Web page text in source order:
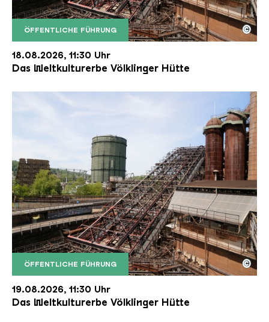
ÖFFENTLICHE FÜHRUNG
Der Erzschrägaufzug der Völklinger Hütte mit
Copyright: Weltkulturerbe Völklinger Hütte | Karl
©
18.08.2026, 11:30 Uhr
Das Weltkulturerbe Völklinger Hütte
ÖFFENTLICHE FÜHRUNG
Der Erzschrägaufzug der Völklinger Hütte mit
Copyright: Weltkulturerbe Völklinger Hütte | Karl
©
19.08.2026, 11:30 Uhr
Das Weltkulturerbe Völklinger Hütte